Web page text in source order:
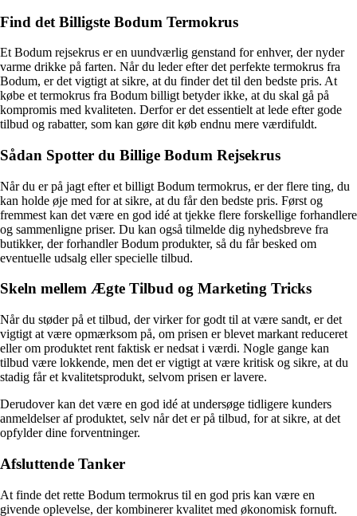
Find det Billigste Bodum Termokrus
Et Bodum rejsekrus er en uundværlig genstand for enhver, der nyder
varme drikke på farten. Når du leder efter det perfekte termokrus fra
Bodum, er det vigtigt at sikre, at du finder det til den bedste pris. At
købe et termokrus fra Bodum billigt betyder ikke, at du skal gå på
kompromis med kvaliteten. Derfor er det essentielt at lede efter gode
tilbud og rabatter, som kan gøre dit køb endnu mere værdifuldt.
Sådan Spotter du Billige Bodum Rejsekrus
Når du er på jagt efter et billigt Bodum termokrus, er der flere ting, du
kan holde øje med for at sikre, at du får den bedste pris. Først og
fremmest kan det være en god idé at tjekke flere forskellige forhandlere
og sammenligne priser. Du kan også tilmelde dig nyhedsbreve fra
butikker, der forhandler Bodum produkter, så du får besked om
eventuelle udsalg eller specielle tilbud.
Skeln mellem Ægte Tilbud og Marketing Tricks
Når du støder på et tilbud, der virker for godt til at være sandt, er det
vigtigt at være opmærksom på, om prisen er blevet markant reduceret
eller om produktet rent faktisk er nedsat i værdi. Nogle gange kan
tilbud være lokkende, men det er vigtigt at være kritisk og sikre, at du
stadig får et kvalitetsprodukt, selvom prisen er lavere.
Derudover kan det være en god idé at undersøge tidligere kunders
anmeldelser af produktet, selv når det er på tilbud, for at sikre, at det
opfylder dine forventninger.
Afsluttende Tanker
At finde det rette Bodum termokrus til en god pris kan være en
givende oplevelse, der kombinerer kvalitet med økonomisk fornuft.